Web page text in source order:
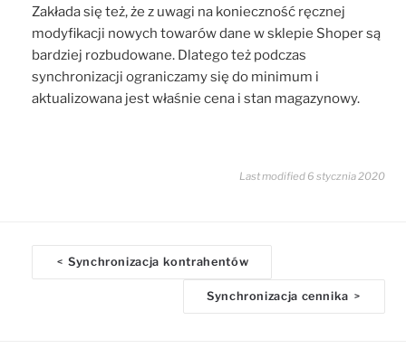
Zakłada się też, że z uwagi na konieczność ręcznej
modyfikacji nowych towarów dane w sklepie Shoper są
bardziej rozbudowane. Dlatego też podczas
synchronizacji ograniczamy się do minimum i
aktualizowana jest właśnie cena i stan magazynowy.
Last modified 6 stycznia 2020
o
< Synchronizacja kontrahentów
Synchronizacja cennika >